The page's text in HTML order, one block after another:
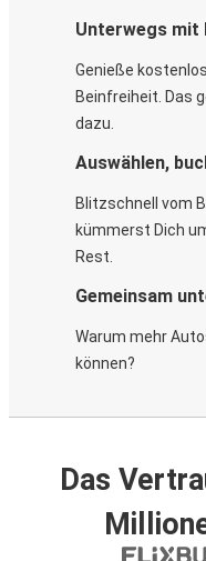
Unterwegs mit
Genieße
Beinfreiheit. Das
dazu.
Auswählen,
Blitzschnell vom
kümmerst Dich
Rest.
Gemeinsam
Warum mehr
können?
Das